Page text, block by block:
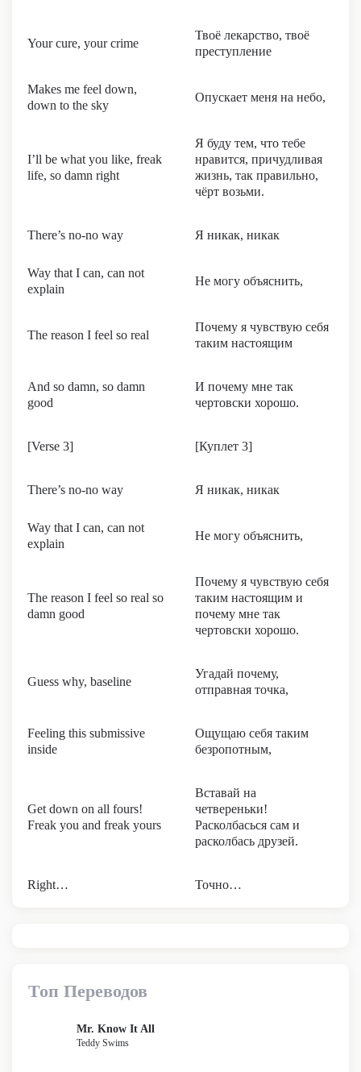
Your cure, your crime
Твоё лекарство, твоё
преступление
Makes me feel down,
down to the sky
Опускает меня на небо,
I’ll be what you like, freak
life, so damn right
Я буду тем, что тебе
нравится, причудливая
жизнь, так правильно,
чёрт возьми.
There’s no-no way Я никак, никак
Way that I can, can not
explain
Не могу объяснить,
The reason I feel so real
Почему я чувствую себя
таким настоящим
And so damn, so damn
good
И почему мне так
чертовски хорошо.
[Verse 3] [Куплет 3]
There’s no-no way Я никак, никак
Way that I can, can not
explain
Не могу объяснить,
The reason I feel so real so
damn good
Почему я чувствую себя
таким настоящим и
почему мне так
чертовски хорошо.
Guess why, baseline
Угадай почему,
отправная точка,
Feeling this submissive
inside
Ощущаю себя таким
безропотным,
Get down on all fours!
Freak you and freak yours
Вставай на
четвереньки!
Расколбасься сам и
расколбась друзей.
Right… Точно…
Топ Переводов
Mr. Know It All
Teddy Swims